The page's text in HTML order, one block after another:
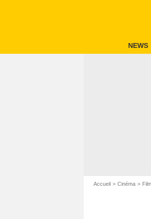
NEWS
Accueil Cinéma